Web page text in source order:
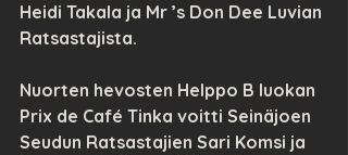
Heidi Takala ja Mr ’s Don Dee Luvian
Ratsastajista.
Nuorten hevosten Helppo B luokan
Prix de Café Tinka voitti Seinäjoen
Seudun Ratsastajien Sari Komsi ja